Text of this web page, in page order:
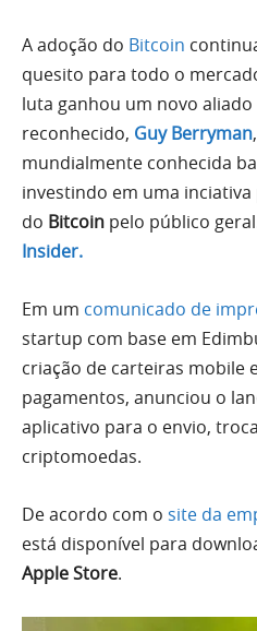
A adoção do Bitcoin
quesito para todo o
luta ganhou um novo
reconhecido, Guy Berryman
mundialmente conhecida
investindo em uma
do Bitcoin pelo público
Insider.
Em um comunicado de
startup com base em
criação de carteiras mobile
pagamentos, anunciou o
aplicativo para o envio,
criptomoedas.
De acordo com o site da
está disponível para
Apple Store.